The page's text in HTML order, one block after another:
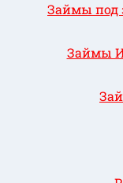
Займы под
Займы